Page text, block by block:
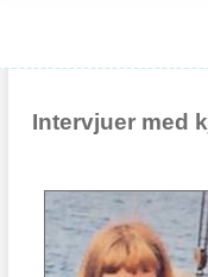
Intervjuer med